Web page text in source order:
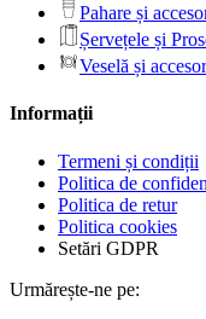
Pahare și
Șervețele și
Veselă și
Informații
Termeni și condiții
Politica de
Politica de retur
Politica cookies
Setări GDPR
Urmărește-ne pe: